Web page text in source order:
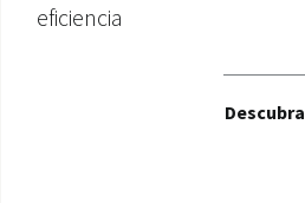
eficiencia
Descubra